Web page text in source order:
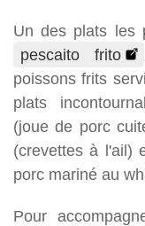
Un des plats les
pescaito frito
poissons frits
plats
(joue de porc
(crevettes à l'ail)
porc mariné au
Pour